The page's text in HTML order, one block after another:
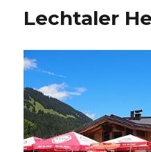
Lechtaler